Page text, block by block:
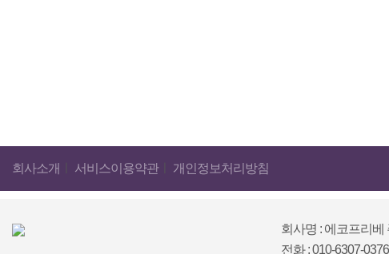
회사소개 서비스이용약관ㅣ 개인정보처리방침
회사명 : 에코프리베
전화 : 010-6307-0376